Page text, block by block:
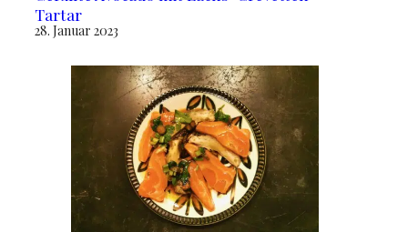
Tartar
28. Januar 2023